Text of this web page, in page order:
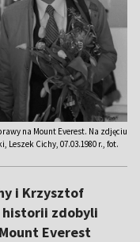
na Mount Everest. Na zdjęciu
Cichy, 07.03.1980 r., fot.
i Krzysztof
zdobyli
Everest